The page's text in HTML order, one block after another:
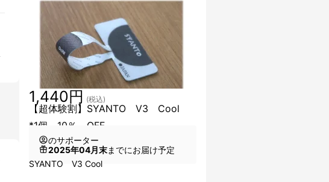
【超体験割】SYANTO V3 Cool
*1個 10％ OFF
1,440円 (税込)
のサポーター
2025年04月末までにお届け予定
SYANTO V3 Cool